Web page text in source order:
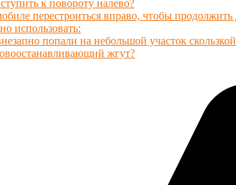
к повороту налево?
перестроиться вправо, чтобы
использовать:
попали на небольшой участок
жгут?